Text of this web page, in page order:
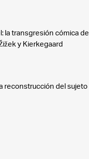
la transgresión cómica de
y Kierkegaard
reconstrucción del sujeto